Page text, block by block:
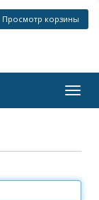
Просмотр корзины